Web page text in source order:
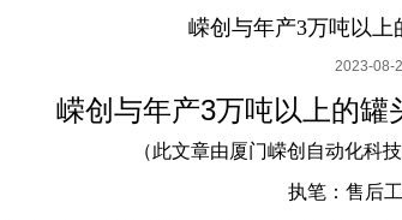
嵘创与年产3万吨以
2023-08-
嵘创与年产3万吨以上的
（此文章由厦门嵘创自动化科
执笔：售后